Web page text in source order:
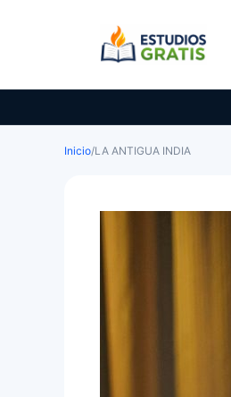
Inicio/LA ANTIGUA INDIA